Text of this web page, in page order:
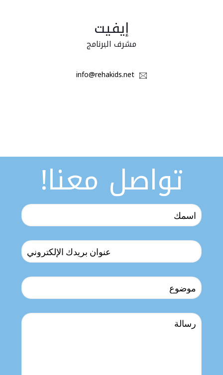
إيفيت
مشرف البرنامج
info@rehakids.net
تواصل معنا!